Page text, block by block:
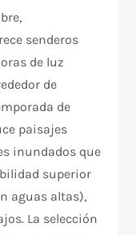
senderos
de luz
de
de
paisajes
inundados que
superior
aguas altas),
La selección